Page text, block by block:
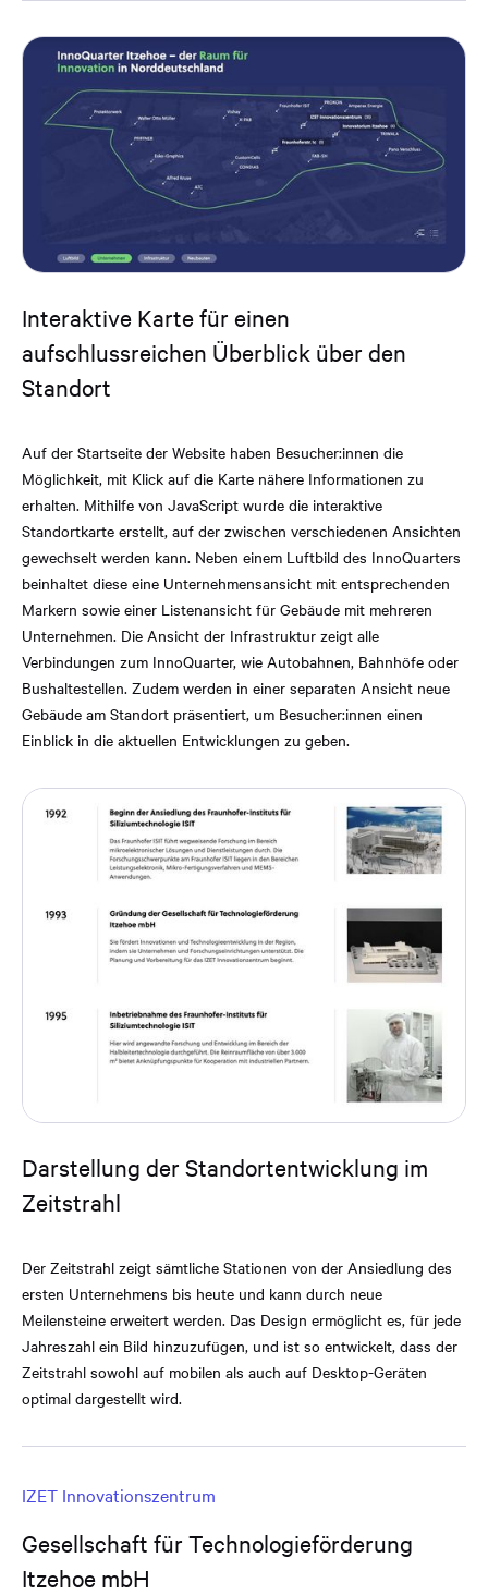
Interaktive Karte für einen
aufschlussreichen Überblick über den
Standort
Auf der Startseite der Website haben Besucher:innen die
Möglichkeit, mit Klick auf die Karte nähere Informationen zu
erhalten. Mithilfe von JavaScript wurde die interaktive
Standortkarte erstellt, auf der zwischen verschiedenen Ansichten
gewechselt werden kann. Neben einem Luftbild des InnoQuarters
beinhaltet diese eine Unternehmensansicht mit entsprechenden
Markern sowie einer Listenansicht für Gebäude mit mehreren
Unternehmen. Die Ansicht der Infrastruktur zeigt alle
Verbindungen zum InnoQuarter, wie Autobahnen, Bahnhöfe oder
Bushaltestellen. Zudem werden in einer separaten Ansicht neue
Gebäude am Standort präsentiert, um Besucher:innen einen
Einblick in die aktuellen Entwicklungen zu geben.
Darstellung der Standortentwicklung im
Zeitstrahl
Der Zeitstrahl zeigt sämtliche Stationen von der Ansiedlung des
ersten Unternehmens bis heute und kann durch neue
Meilensteine erweitert werden. Das Design ermöglicht es, für jede
Jahreszahl ein Bild hinzuzufügen, und ist so entwickelt, dass der
Zeitstrahl sowohl auf mobilen als auch auf Desktop-Geräten
optimal dargestellt wird.
IZET Innovationszentrum
Gesellschaft für Technologieförderung
Itzehoe mbH